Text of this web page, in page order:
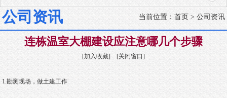
公司资讯 当前位置： 首页 > 公司资讯
连栋温室大棚建设应注意哪几个步骤
[加入收藏] [关闭窗口]
1.勘测现场，做土建工作